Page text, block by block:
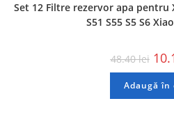
Set 12 Filtre rezervor apa pentru
S51 S55 S5 S6
48.40lei
Adaugă în